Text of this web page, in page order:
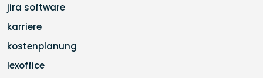
jira software
karriere
kostenplanung
lexoffice